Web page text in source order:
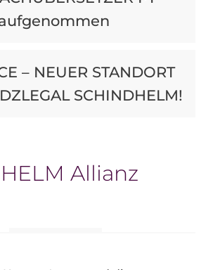
– NEUER STANDORT
SCHINDHELM!
Allianz